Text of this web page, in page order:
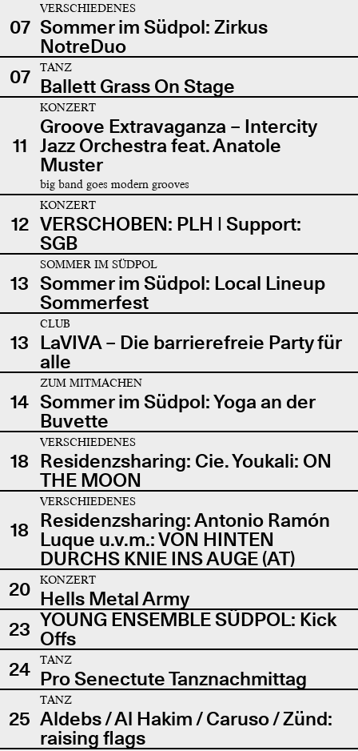
07
VERSCHIEDENES
Sommer im Südpol: Zirkus
NotreDuo
07
TANZ
Ballett Grass On Stage
11
KONZERT
Groove Extravaganza – Intercity
Jazz Orchestra feat. Anatole
Muster
big band goes modern grooves
12
KONZERT
VERSCHOBEN: PLH | Support:
SGB
13
SOMMER IM SÜDPOL
Sommer im Südpol: Local Lineup
Sommerfest
13
CLUB
LaVIVA – Die barrierefreie Party für
alle
14
ZUM MITMACHEN
Sommer im Südpol: Yoga an der
Buvette
18
VERSCHIEDENES
Residenzsharing: Cie. Youkali: ON
THE MOON
18
VERSCHIEDENES
Residenzsharing: Antonio Ramón
Luque u.v.m.: VON HINTEN
DURCHS KNIE INS AUGE (AT)
20
KONZERT
Hells Metal Army
23 YOUNG ENSEMBLE SÜDPOL: Kick
Offs
24
TANZ
Pro Senectute Tanznachmittag
25
TANZ
Aldebs / Al Hakim / Caruso / Zünd:
raising flags